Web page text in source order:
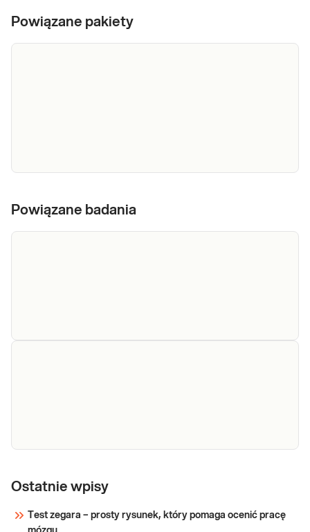
Powiązane pakiety
monitorowanie
w trakcie leczenia trądziku preparatami z
izotretynoiną (Acnenormin, Axotret,
Powiązane badania
tyroksyny (FT4) we krwi. Kliniczna ocena
diagnostyka i monitorowanie leczenia
Ostatnie wpisy
Test zegara – prosty rysunek, który pomaga ocenić pracę